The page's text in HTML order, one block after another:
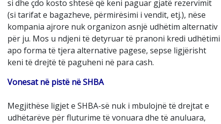
si dhe çdo kosto shtesë që keni paguar gjatë rezervimit
(si tarifat e bagazheve, përmirësimi i vendit, etj.), nëse
kompania ajrore nuk organizon asnjë udhëtim alternativ
për ju. Mos u ndjeni të detyruar të pranoni kredi udhëtimi
apo forma të tjera alternative pagese, sepse ligjërisht
keni të drejtë të paguheni në para cash.
Vonesat në pistë në SHBA
Megjithëse ligjet e SHBA-së nuk i mbulojnë të drejtat e
udhëtarëve për fluturime të vonuara dhe të anuluara,